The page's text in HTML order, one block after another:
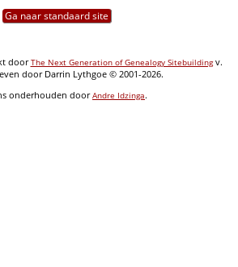
Ga naar standaard site
doorThe Next Generation of Genealogy Sitebuildingv.
door Darrin Lythgoe © 2001-2026.
onderhouden doorAndre Idzinga.